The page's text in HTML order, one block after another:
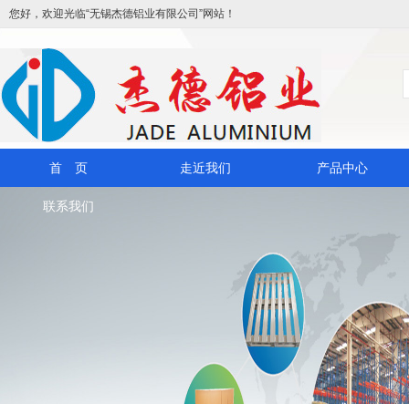
您好，欢迎光临“无锡杰德铝业有限公司”网站！
首 页 走近我们 产品中心
联系我们